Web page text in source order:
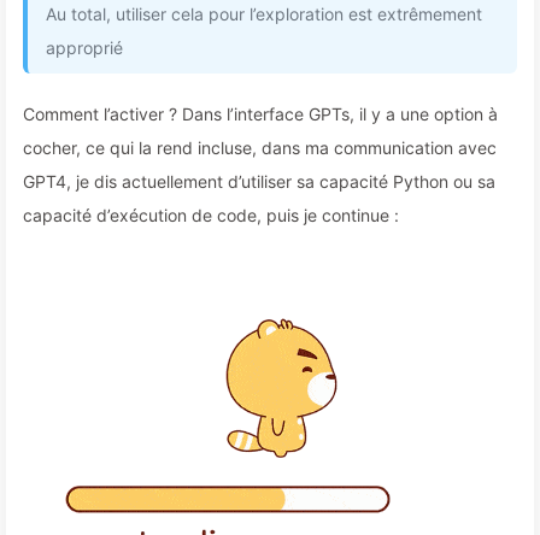
Au total, utiliser cela pour l’exploration est extrêmement
approprié
Comment l’activer ? Dans l’interface GPTs, il y a une option à
cocher, ce qui la rend incluse, dans ma communication avec
GPT4, je dis actuellement d’utiliser sa capacité Python ou sa
capacité d’exécution de code, puis je continue :